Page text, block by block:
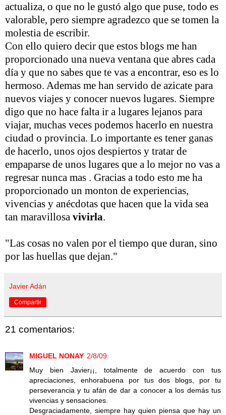
actualiza, o que no le gustó algo que puse, todo es
valorable, pero siempre agradezco que se tomen la
molestia de escribir.
Con ello quiero decir que estos blogs me han
proporcionado una nueva ventana que abres cada
día y que no sabes que te vas a encontrar, eso es lo
hermoso. Ademas me han servido de azicate para
nuevos viajes y conocer nuevos lugares. Siempre
digo que no hace falta ir a lugares lejanos para
viajar, muchas veces podemos hacerlo en nuestra
ciudad o provincia. Lo importante es tener ganas
de hacerlo, unos ojos despiertos y tratar de
empaparse de unos lugares que a lo mejor no vas a
regresar nunca mas . Gracias a todo esto me ha
proporcionado un monton de experiencias,
vivencias y anécdotas que hacen que la vida sea
tan maravillosa vivirla.
"Las cosas no valen por el tiempo que duran, sino
por las huellas que dejan."
Javier Adán
Compartir
21 comentarios:
MIGUEL NONAY 2/8/09
Muy bien Javier¡¡, totalmente de acuerdo con tus
apreciaciones, enhorabuena por tus dos blogs, por tu
perseverancia y tu afán de dar a conocer a los demás tus
vivencias y sensaciones.
Desgraciadamente, siempre hay quien piensa que hay un